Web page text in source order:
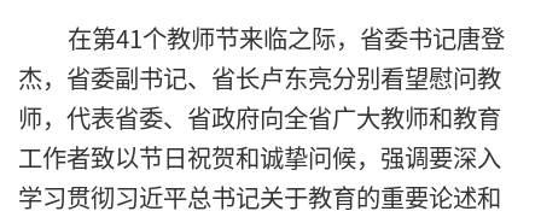
在第41个教师节来临之际，省委书记唐登
杰，省委副书记、省长卢东亮分别看望慰问教
师，代表省委、省政府向全省广大教师和教育
工作者致以节日祝贺和诚挚问候，强调要深入
学习贯彻习近平总书记关于教育的重要论述和